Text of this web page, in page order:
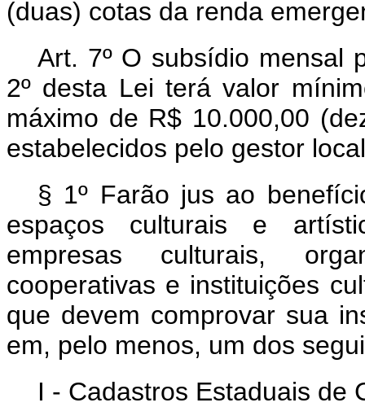
(duas) cotas da renda
Art. 7º O subsídio mensal
2º desta Lei terá valor
máximo de R$ 10.000,00
estabelecidos pelo gestor
§ 1º Farão jus ao
espaços culturais e
empresas culturais,
cooperativas e instituições
que devem comprovar sua
em, pelo menos, um dos
I - Cadastros Estaduais de